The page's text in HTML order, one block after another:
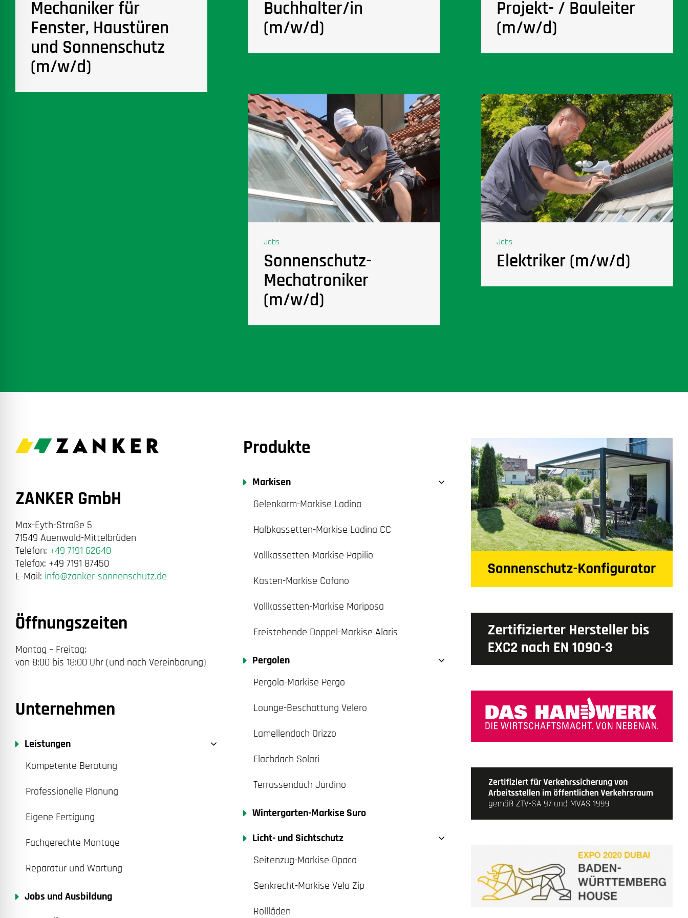
Mechaniker für
Fenster, Haustüren
und Sonnenschutz
(m/w/d)
Buchhalter/in
(m/w/d)
Projekt- / Bauleiter
(m/w/d)
Jobs
Sonnenschutz-
Mechatroniker
(m/w/d)
Jobs
Elektriker (m/w/d)
ZANKER GmbH
Max-Eyth-Straße 5
71549 Auenwald-Mittelbrüden
Telefon: +49 7191 62640
Telefax: +49 7191 87450
E-Mail: info@zanker-sonnenschutz.de
Öffnungszeiten
Montag – Freitag:
von 8:00 bis 18:00 Uhr (und nach Vereinbarung)
Unternehmen
Leistungen
Kompetente Beratung
Professionelle Planung
Eigene Fertigung
Fachgerechte Montage
Reparatur und Wartung
Jobs und Ausbildung
Produkte
Markisen
Gelenkarm-Markise Ladina
Halbkassetten-Markise Ladina CC
Vollkassetten-Markise Papilio
Kasten-Markise Cofano
Vollkassetten-Markise Mariposa
Freistehende Doppel-Markise Alaris
Pergolen
Pergola-Markise Pergo
Lounge-Beschattung Velero
Lamellendach Orizzo
Flachdach Solari
Terrassendach Jardino
Wintergarten-Markise Suro
Licht- und Sichtschutz
Seitenzug-Markise Opaca
Senkrecht-Markise Vela Zip
Rollläden